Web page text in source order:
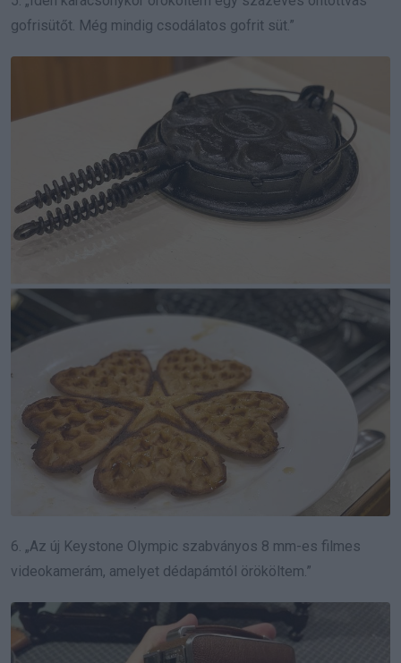
gofrisütőt. Még mindig csodálatos gofrit süt.”
6. „Az új Keystone Olympic szabványos 8 mm-es filmes
videokamerám, amelyet dédapámtól örököltem.”